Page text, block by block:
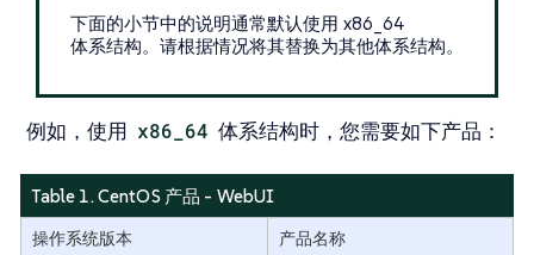
下面的小节中的说明通常默认使用 x86_64
体系结构。请根据情况将其替换为其他体系结构。
例如，使用 x86_64 体系结构时，您需要如下产品：
Table 1. CentOS 产品 - WebUI
操作系统版本
产品名称